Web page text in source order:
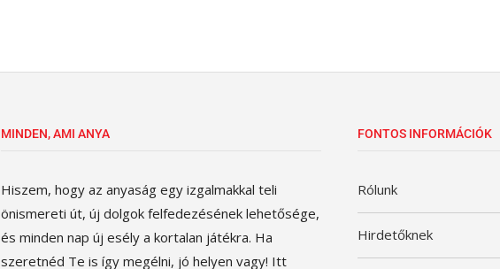
MINDEN, AMI ANYA
Hiszem, hogy az anyaság egy izgalmakkal teli
önismereti út, új dolgok felfedezésének lehetősége,
és minden nap új esély a kortalan játékra. Ha
szeretnéd Te is így megélni, jó helyen vagy! Itt
FONTOS INFORMÁCIÓK
Rólunk
Hirdetőknek